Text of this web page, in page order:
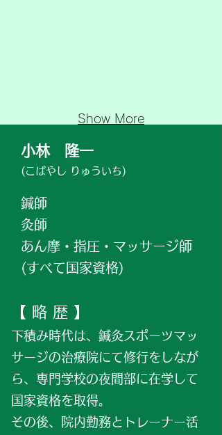
Show More
小林 隆一
(こばやし りゅういち)
​鍼師
灸師
あん摩・指圧・マッサージ師
(すべて国家資格)
【 略 歴 】
下積み時代は、鍼灸スポーツマッ
サージの治療院にて修行をしなが
ら、専門学校の夜間部に在学して
国家資格を取得。
その後、院内勤務とトレーナー活